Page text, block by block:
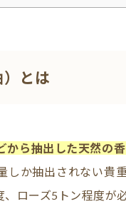
AEAJ 関
AEAJ 東
AEAJ
AEAJ 福
AEAJ 佐
）とは
から抽出した天然の
しか抽出されない貴
ローズ5トン程度が